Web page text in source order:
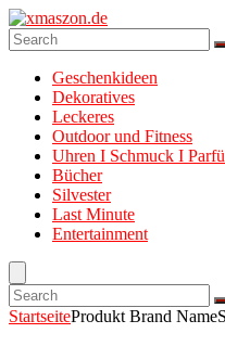
Geschenkideen
Dekoratives
Leckeres
Outdoor und Fitness
Uhren I Schmuck I
Bücher
Silvester
Last Minute
Entertainment
StartseiteProdukt Brand Name